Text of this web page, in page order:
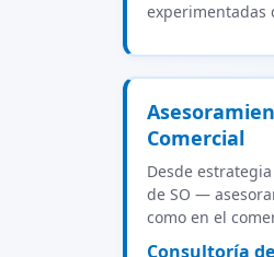
experimentadas
Comercial
Desde
de SO —
como en el
Consultoría